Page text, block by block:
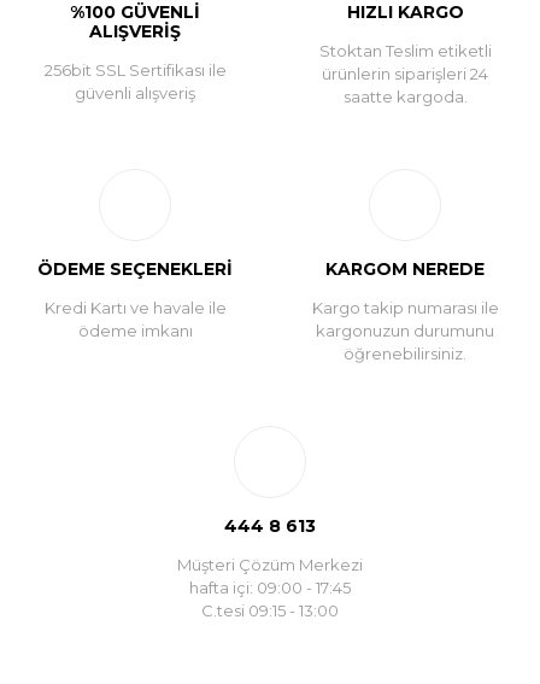
%100 GÜVENLİ
ALIŞVERİŞ
256bit SSL Sertifikası ile
güvenli alışveriş
HIZLI KARGO
Stoktan Teslim etiketli
ürünlerin siparişleri 24
saatte kargoda.
ÖDEME SEÇENEKLERİ
Kredi Kartı ve havale ile
ödeme imkanı
KARGOM NEREDE
Kargo takip numarası ile
kargonuzun durumunu
öğrenebilirsiniz.
444 8 613
Müşteri Çözüm Merkezi
hafta içi: 09:00 - 17:45
C.tesi 09:15 - 13:00